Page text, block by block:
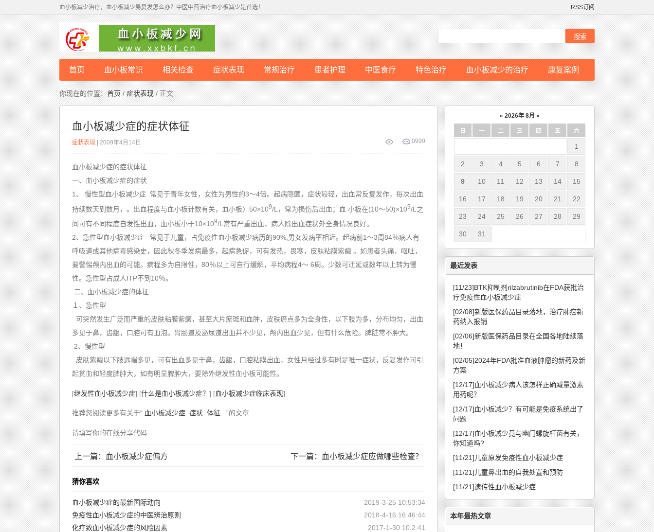
RSS订阅
血小板减少治疗，血小板减少易复发怎么办？中医中药治疗血小板减少是首选！
首页 血小板常识 相关检查 症状表现 常规治疗 患者护理 中医食疗 特色治疗 血小板减少的治疗 康复案例
病因
你现在的位置：首页/症状表现/ 正文
血小板减少症的症状体征
990
0
症状表现 | 2009年4月14日
血小板减少症的症状体征
一、血小板减少症的症状
1、 慢性型血小板减少症 常见于青年女性，女性为男性的3～4倍。起病隐匿，症状较轻，出血常反复发作，每次出血
持续数天到数月，。出血程度与血小板计数有关，血小板〉50×109/L，常为损伤后出血；血 小板在(10～50)×109/L之
间可有不同程度自发性出血，血小板小于10×109/L常有严重出血，病人除出血症状外全身情况良好。
2、急性型血小板减少症 常见于儿童，占免疫性血小板减少病历的90%,男女发病率相近。起病前1～3周84％病人有
呼吸道或其他病毒感染史，因此秋冬季发病最多，起病急促，可有发热，畏寒，皮肤粘膜紫癜 。如患者头痛，呕吐，
要警惕颅内出血的可能。病程多为自限性，80％以上可自行缓解，平均病程4～ 6周。少数可迁延或数年以上转为慢
性。急性型占成人ITP不到10％。
二、血小板减少症的体征
１、急性型
可突然发生广泛而严重的皮肤粘膜紫癜，甚至大片瘀斑和血肿，皮肤瘀点多为全身性，以下肢为多，分布均匀，出血
多见于鼻，齿龈，口腔可有血泡。胃肠道及泌尿道出血并不少见，颅内出血少见，但有什么危险。脾脏常不肿大。
2、慢性型
皮肤紫癜以下肢远端多见，可有出血多见于鼻，齿龈，口腔粘膜出血，女性月经过多有时是唯一症状，反复发作可引
起贫血和轻度脾肿大，如有明显脾肿大，要除外继发性血小板可能性。
[继发性血小板减少症] [什么是血小板减少症？ ] [血小板减少症临床表现]
推荐您阅读更多有关于“ 血小板减少症 症状 体征 ”的文章
请填写你的在线分享代码
上一篇：血小板减少症偏方 下一篇：血小板减少症应做哪些检查？
猜你喜欢
血小板减少症的最新国际动向
2019-3-25 10:53:34
免疫性血小板减少症的中医辨治原则
2018-4-16 16:46:44
化疗致血小板减少症的风险因素
2017-1-30 10:2:41
« 2026年 8月 »
日 一 二 三 四 五 六
1
2 3 4 5 6 7 8
9 10 11 12 13 14 15
16 17 18 19 20 21 22
23 24 25 26 27 28 29
30 31
最近发表
[11/23]BTK抑制剂rilzabrutinib在FDA获批治
疗免疫性血小板减少症
[02/08]新版医保药品目录落地，治疗肺癌新
药纳入报销
[02/06]新版医保药品目录在全国各地陆续落
地！
[02/05]2024年FDA批准血液肿瘤的新药及新
方案
[12/17]血小板减少病人该怎样正确减量激素
用药呢？
[12/17]血小板减少？有可能是免疫系统出了
问题
[12/17]血小板减少竟与幽门螺旋杆菌有关，
你知道吗?
[11/21]儿童原发免疫性血小板减少症
[11/21]儿童鼻出血的自我处置和预防
[11/21]遗传性血小板减少症
本年最热文章